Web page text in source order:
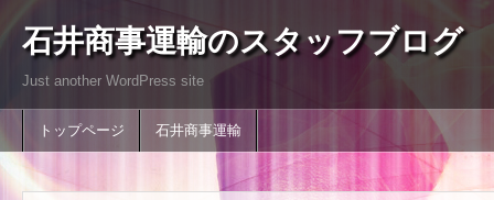
石井商事運輸のスタッフブログ
Just another WordPress site
トップページ 石井商事運輸